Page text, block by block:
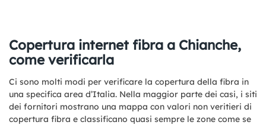
Copertura internet fibra a Chianche,
come verificarla
Ci sono molti modi per verificare la copertura della fibra in
una specifica area d’Italia. Nella maggior parte dei casi, i siti
dei fornitori mostrano una mappa con valori non veritieri di
copertura fibra e classificano quasi sempre le zone come se